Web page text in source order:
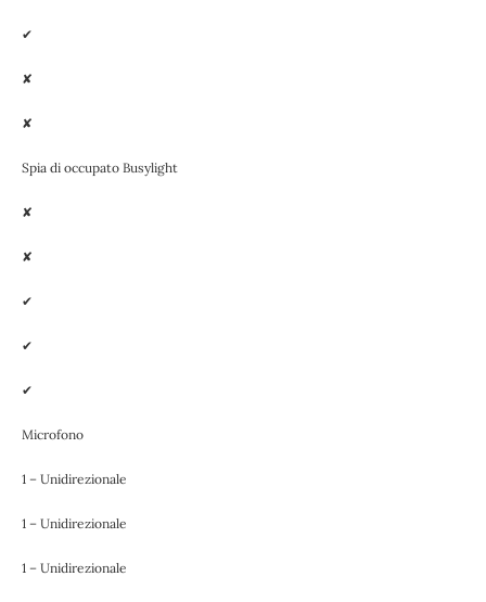
✔
✘
✘
Spia di occupato Busylight
✘
✘
✔
✔
✔
Microfono
1 – Unidirezionale
1 – Unidirezionale
1 – Unidirezionale